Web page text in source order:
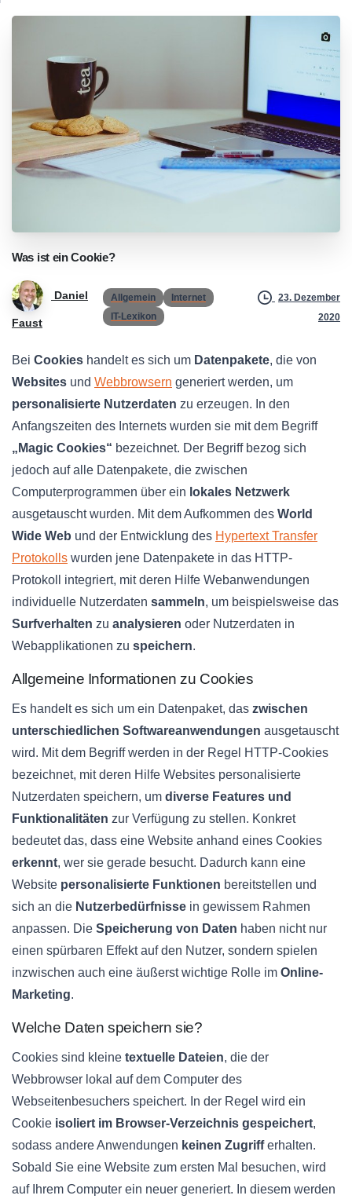
Was ist ein Cookie?
Daniel
Faust
Allgemein
Internet
IT-Lexikon
23. Dezember
2020
Bei Cookies handelt es sich um Datenpakete, die von
Websites und Webbrowsern generiert werden, um
personalisierte Nutzerdaten zu erzeugen. In den
Anfangszeiten des Internets wurden sie mit dem Begriff
„Magic Cookies“ bezeichnet. Der Begriff bezog sich
jedoch auf alle Datenpakete, die zwischen
Computerprogrammen über ein lokales Netzwerk
ausgetauscht wurden. Mit dem Aufkommen des World
Wide Web und der Entwicklung des Hypertext Transfer
Protokolls wurden jene Datenpakete in das HTTP-
Protokoll integriert, mit deren Hilfe Webanwendungen
individuelle Nutzerdaten sammeln, um beispielsweise das
Surfverhalten zu analysieren oder Nutzerdaten in
Webapplikationen zu speichern.
Allgemeine Informationen zu Cookies
Es handelt es sich um ein Datenpaket, das zwischen
unterschiedlichen Softwareanwendungen ausgetauscht
wird. Mit dem Begriff werden in der Regel HTTP-Cookies
bezeichnet, mit deren Hilfe Websites personalisierte
Nutzerdaten speichern, um diverse Features und
Funktionalitäten zur Verfügung zu stellen. Konkret
bedeutet das, dass eine Website anhand eines Cookies
erkennt, wer sie gerade besucht. Dadurch kann eine
Website personalisierte Funktionen bereitstellen und
sich an die Nutzerbedürfnisse in gewissem Rahmen
anpassen. Die Speicherung von Daten haben nicht nur
einen spürbaren Effekt auf den Nutzer, sondern spielen
inzwischen auch eine äußerst wichtige Rolle im Online-
Marketing.
Welche Daten speichern sie?
Cookies sind kleine textuelle Dateien, die der
Webbrowser lokal auf dem Computer des
Webseitenbesuchers speichert. In der Regel wird ein
Cookie isoliert im Browser-Verzeichnis gespeichert,
sodass andere Anwendungen keinen Zugrifferhalten.
Sobald Sie eine Website zum ersten Mal besuchen, wird
auf Ihrem Computer ein neuer generiert. In diesem werden